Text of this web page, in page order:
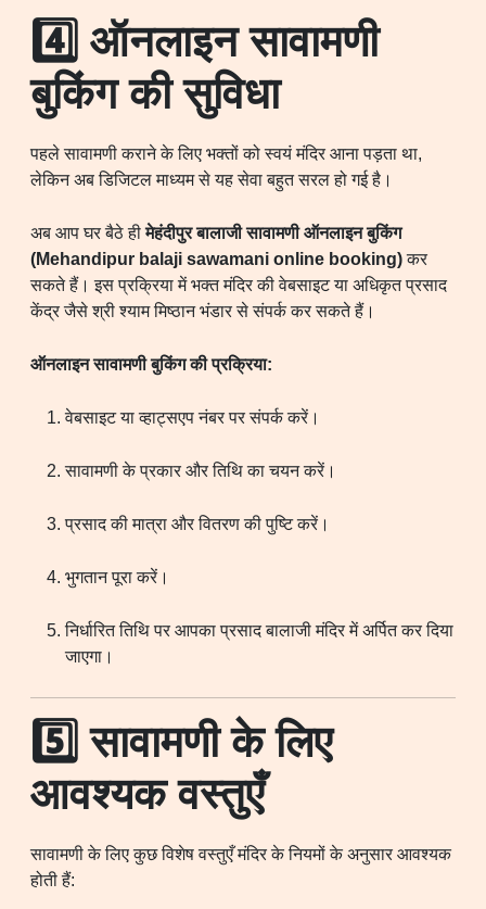
4️⃣ ऑनलाइन सावामणी
बुकिंग की सुविधा
पहले सावामणी कराने के लिए भक्तों को स्वयं मंदिर आना पड़ता था,
लेकिन अब डिजिटल माध्यम से यह सेवा बहुत सरल हो गई है।
अब आप घर बैठे हीमेहंदीपुर बालाजी सावामणी ऑनलाइन बुकिंग
(Mehandipur balaji sawamani online booking)कर
सकते हैं। इस प्रक्रिया में भक्त मंदिर की वेबसाइट या अधिकृत प्रसाद
केंद्र जैसे श्री श्याम मिष्ठान भंडार से संपर्क कर सकते हैं।
ऑनलाइन सावामणी बुकिंग की प्रक्रिया:
वेबसाइट या व्हाट्सएप नंबर पर संपर्क करें।
सावामणी के प्रकार और तिथि का चयन करें।
प्रसाद की मात्रा और वितरण की पुष्टि करें।
भुगतान पूरा करें।
निर्धारित तिथि पर आपका प्रसाद बालाजी मंदिर में अर्पित कर दिया
जाएगा।
5️⃣ सावामणी के लिए
आवश्यक वस्तुएँ
सावामणी के लिए कुछ विशेष वस्तुएँ मंदिर के नियमों के अनुसार आवश्यक
होती हैं: